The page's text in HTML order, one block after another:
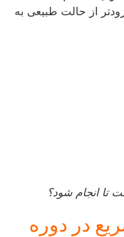
از حالت طبیعی به
انجام شود؟
در دوره